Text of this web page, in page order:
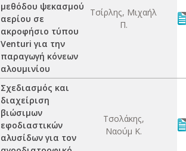
μεθόδου ψεκασμού
αερίου σε
ακροφήσιο τύπου
Venturi για την
παραγωγή κόνεων
αλουμινίου
Τσίρλης, Μιχαήλ
Π.
Σχεδιασμός και
διαχείριση
βιώσιμων
εφοδιαστικών
αλυσίδων για τον
Τσολάκης,
Ναούμ Κ.